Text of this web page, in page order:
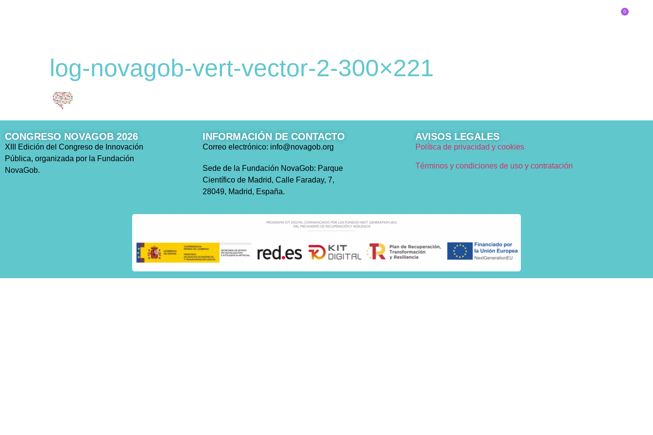
0
log-novagob-vert-vector-2-300×221
CONGRESO NOVAGOB 2026
XIII Edición del Congreso de Innovación
Pública, organizada por la Fundación
NovaGob.
INFORMACIÓN DE CONTACTO
Correo electrónico: info@novagob.org
Sede de la Fundación NovaGob: Parque
Científico de Madrid, Calle Faraday, 7,
28049, Madrid, España.
AVISOS LEGALES
Política de privacidad y cookies
Términos y condiciones de uso y contratación